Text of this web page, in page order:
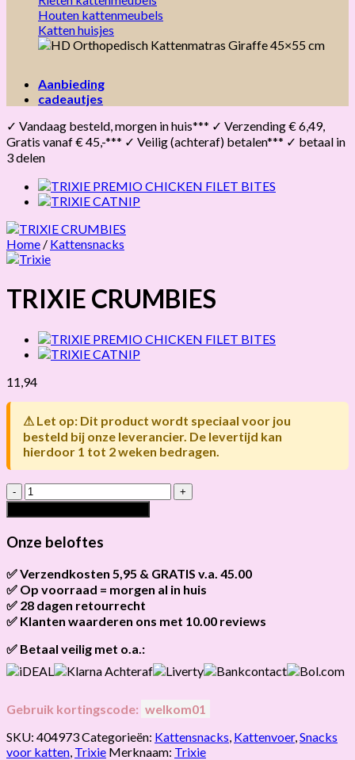
Houten kattenmeubels
Katten huisjes
Aanbieding
cadeautjes
✓ Vandaag besteld, morgen in huis*** ✓ Verzending € 6,49,
Gratis vanaf € 45,-*** ✓ Veilig (achteraf) betalen*** ✓ betaal in
3 delen
Home / Kattensnacks
TRIXIE CRUMBIES
11,94
⚠ Let op: Dit product wordt speciaal voor jou
besteld bij onze leverancier. De levertijd kan
hierdoor 1 tot 2 weken bedragen.
TRIXIE
CRUMBIES
hoeveelheid
Onze beloftes
✅ Verzendkosten 5,95 & GRATIS v.a. 45.00
Brievenbus verzendingen zijn 3,95, een pakket 5,95 en
bestellingen v.a. 45,00 worden gratis verzonden.
✅ Op voorraad = morgen al in huis
Als het product op voorraad is en je bestelt vóór 13:00, wordt
hetvandaag nog verzonden.
✅ 28 dagen retourrecht
Niet tevreden? Geen probleem! Je hebt28 dagen
✅ Klanten waarderen ons met 10.00 reviews
✅ Betaal veilig met o.a.:
Gebruik kortingscode: welkom01
SKU: 404973Categorieën: Kattensnacks Kattenvoer, Snacks
voor katten Trixie Merknaam: Trixie